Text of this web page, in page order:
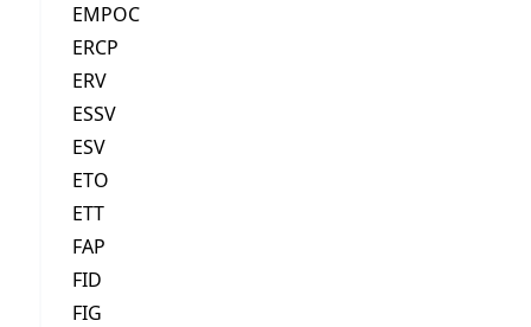
EMPOC
ERCP
ERV
ESSV
ESV
ETO
ETT
FAP
FID
FIG